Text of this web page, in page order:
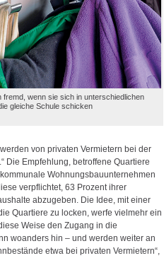
wenn sie sich in unterschiedlichen
gleiche Schule schicken
von privaten Vermietern bei der
Die Empfehlung, betroffene Quartiere
Wohnungsbauunternehmen
verpflichtet, 63 Prozent ihrer
abzugeben. Die Idee, mit einer
Quartiere zu locken, werfe vielmehr ein
Weise den Zugang in die
woanders hin – und werden weiter an
etwa bei privaten Vermietern“,